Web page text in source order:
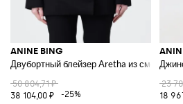
ANINE BING
Двубортный блейзер Aretha из смесовой
50 804,71 ₽
38 104,00 ₽
-25%
23
18